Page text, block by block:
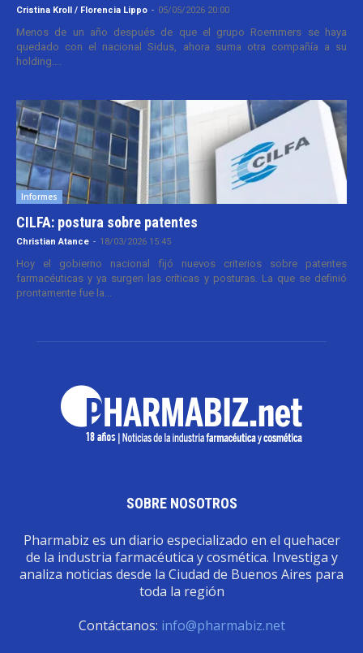
Cristina Kroll / Florencia Lippo - 05/05/2026 20:00
Menos de un año después de que el grupo Roemmers se haya
quedado con el nacional Sidus, ahora suma otra compañía a su
holding....
Informes
CILFA: postura sobre patentes
Christian Atance - 18/03/2026 15:45
Hoy el gobierno nacional fijó nuevos criterios sobre patentes
farmacéuticas y ya surgen las críticas y posturas. La que se definió
prontamente fue la...
SOBRE NOSOTROS
Pharmabiz es un diario especializado en el quehacer
de la industria farmacéutica y cosmética. Investiga y
analiza noticias desde la Ciudad de Buenos Aires para
toda la región
Contáctanos: info@pharmabiz.net